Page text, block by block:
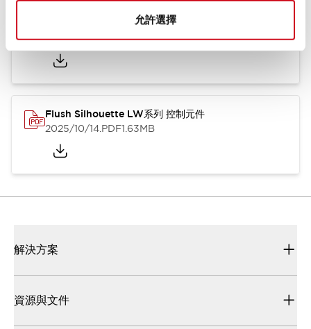
允許選擇
Flush Silhouette LW系列 控制元件 (英文版)
2025/09/19.PDF1.23MB
Flush Silhouette LW系列 控制元件
2025/10/14.PDF1.63MB
解決方案
資源與文件